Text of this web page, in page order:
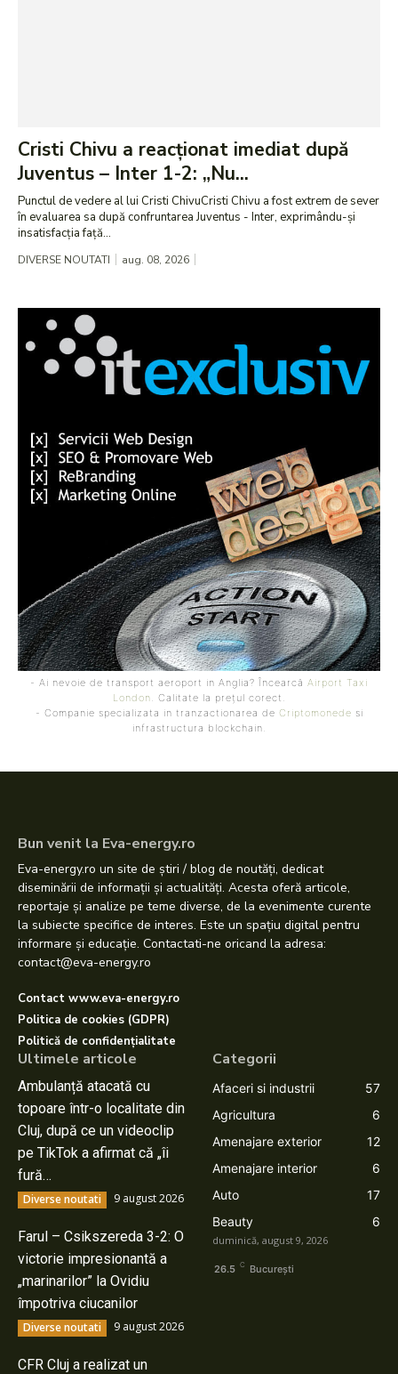
Cristi Chivu a reacționat imediat după
Juventus – Inter 1-2: „Nu...
Punctul de vedere al lui Cristi ChivuCristi Chivu a fost extrem de sever
în evaluarea sa după confruntarea Juventus - Inter, exprimându-și
insatisfacția față...
DIVERSE NOUTATI aug. 08, 2026
- Ai nevoie de transport aeroport in Anglia? Încearcă Airport Taxi
London . Calitate la prețul corect.
- Companie specializata in tranzactionarea de Criptomonede si
infrastructura blockchain.
Bun venit la Eva-energy.ro
Eva-energy.ro un site de știri / blog de noutăți, dedicat
diseminării de informații și actualități. Acesta oferă articole,
reportaje și analize pe teme diverse, de la evenimente curente
la subiecte specifice de interes. Este un spațiu digital pentru
informare și educație. Contactati-ne oricand la adresa:
contact@eva-energy.ro
Contact www.eva-energy.ro
Politica de cookies (GDPR)
Politică de confidențialitate
Ultimele articole
Ambulanță atacată cu
topoare într-o localitate din
Cluj, după ce un videoclip
pe TikTok a afirmat că „îi
fură…
Diverse noutati 9 august 2026
Farul – Csikszereda 3-2: O
victorie impresionantă a
„marinarilor” la Ovidiu
împotriva ciucanilor
Diverse noutati 9 august 2026
CFR Cluj a realizat un
Categorii
Afaceri si industrii
57
Agricultura
6
Amenajare exterior
12
Amenajare interior
6
Auto
17
Beauty
6
duminică, august 9, 2026
26.5 C București